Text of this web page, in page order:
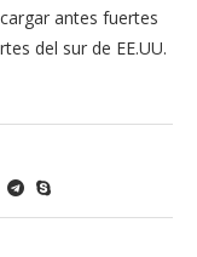
antes fuertes
del sur de EE.UU.